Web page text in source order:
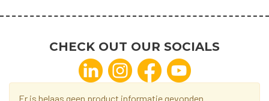
CHECK OUT OUR SOCIALS
Er is helaas geen product informatie gevonden